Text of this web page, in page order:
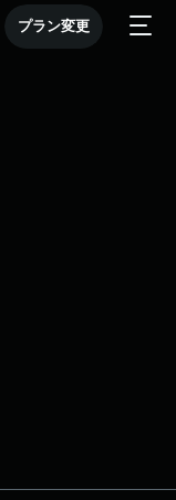
プラン変更